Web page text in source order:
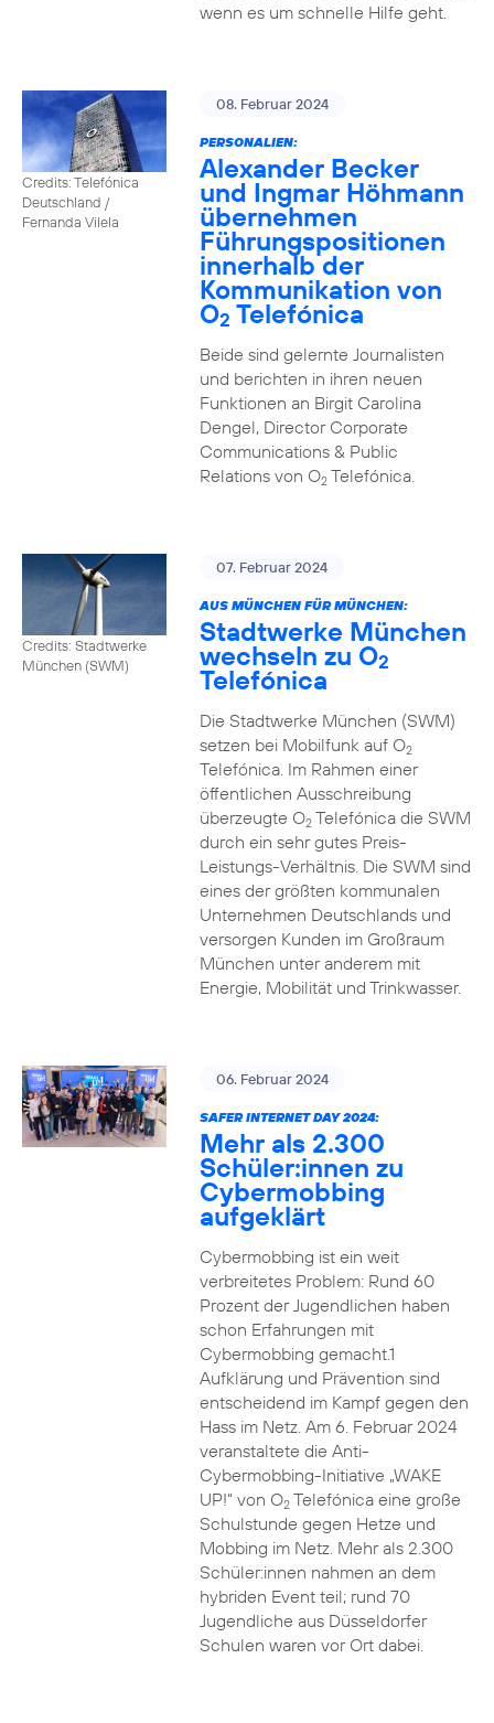
wenn es um schnelle Hilfe geht.
Credits: Telefónica
Deutschland /
Fernanda Vilela
08. Februar 2024
PERSONALIEN:
Alexander Becker
und Ingmar Höhmann
übernehmen
Führungspositionen
innerhalb der
Kommunikation von
O2 Telefónica
Beide sind gelernte Journalisten
und berichten in ihren neuen
Funktionen an Birgit Carolina
Dengel, Director Corporate
Communications & Public
Relations von O2Telefónica.
Credits: Stadtwerke
München (SWM)
07. Februar 2024
AUS MÜNCHEN FÜR MÜNCHEN:
Stadtwerke München
wechseln zu O2
Telefónica
Die Stadtwerke München (SWM)
setzen bei Mobilfunk auf O2
Telefónica. Im Rahmen einer
öffentlichen Ausschreibung
überzeugte O2Telefónica die SWM
durch ein sehr gutes Preis-
Leistungs-Verhältnis. Die SWM sind
eines der größten kommunalen
Unternehmen Deutschlands und
versorgen Kunden im Großraum
München unter anderem mit
Energie, Mobilität und Trinkwasser.
06. Februar 2024
SAFER INTERNET DAY 2024:
Mehr als 2.300
Schüler:innen zu
Cybermobbing
aufgeklärt
Cybermobbing ist ein weit
verbreitetes Problem: Rund 60
Prozent der Jugendlichen haben
schon Erfahrungen mit
Cybermobbing gemacht.1
Aufklärung und Prävention sind
entscheidend im Kampf gegen den
Hass im Netz. Am 6. Februar 2024
veranstaltete die Anti-
Cybermobbing-Initiative „WAKE
UP!“ von O2Telefónica eine große
Schulstunde gegen Hetze und
Mobbing im Netz. Mehr als 2.300
Schüler:innen nahmen an dem
hybriden Event teil; rund 70
Jugendliche aus Düsseldorfer
Schulen waren vor Ort dabei.